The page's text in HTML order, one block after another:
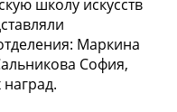
школу искусств
Маркина
София,